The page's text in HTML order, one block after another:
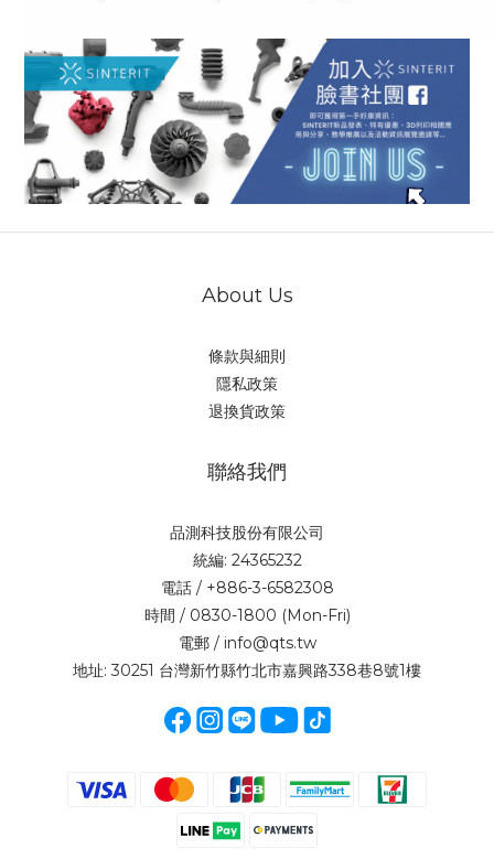
About Us
條款與細則
隱私政策
退換貨政策
聯絡我們
品測科技股份有限公司
統編: 24365232
電話 / +886-3-6582308
時間 / 0830-1800 (Mon-Fri)
電郵 / info@qts.tw
地址: 30251 台灣新竹縣竹北市嘉興路338巷8號1樓